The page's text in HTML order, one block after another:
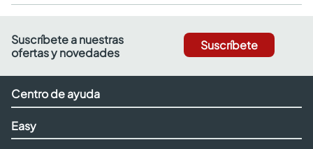
Suscríbete a nuestras
ofertas y novedades
Suscríbete
Centro de ayuda
Easy